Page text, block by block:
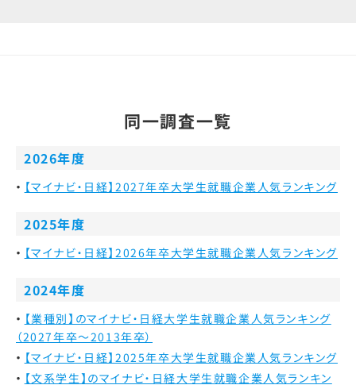
同一調査一覧
2026年度
【マイナビ・日経】2027年卒大学生就職企業人気ランキング
2025年度
【マイナビ・日経】2026年卒大学生就職企業人気ランキング
2024年度
【業種別】のマイナビ・日経大学生就職企業人気ランキング
（2027年卒～2013年卒）
【マイナビ・日経】2025年卒大学生就職企業人気ランキング
【文系学生】のマイナビ・日経大学生就職企業人気ランキン